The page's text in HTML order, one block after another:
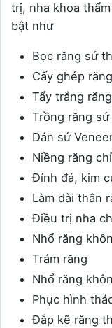
trị, nha khoa
bật như
Bọc răng sứ
Cấy ghép
Tẩy trắng răng
Trồng răng sứ
Dán sứ
Niềng răng
Đính đá, kim
Làm dài thân
Điều trị nha
Nhổ răng
Trám răng
Nhổ răng khôn
Phục hình
Đắp kẽ răng